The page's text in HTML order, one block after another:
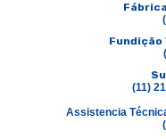
Fundição
(11)
Assistencia